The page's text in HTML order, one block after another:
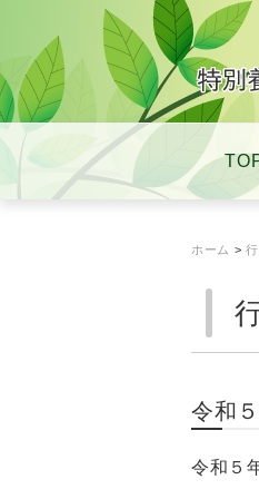
ホーム >
令和
令和５